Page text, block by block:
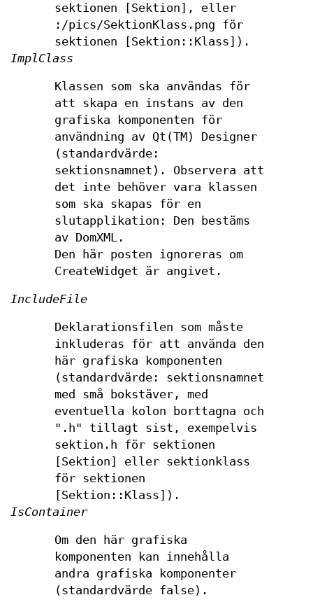
sektionen [Sektion], eller
:/pics/SektionKlass.png för
sektionen [Sektion::Klass]).
ImplClass
Klassen som ska användas för
att skapa en instans av den
grafiska komponenten för
användning av Qt(TM) Designer
(standardvärde:
sektionsnamnet). Observera att
det inte behöver vara klassen
som ska skapas för en
slutapplikation: Den bestäms
av DomXML.
Den här posten ignoreras om
CreateWidget är angivet.
IncludeFile
Deklarationsfilen som måste
inkluderas för att använda den
här grafiska komponenten
(standardvärde: sektionsnamnet
med små bokstäver, med
eventuella kolon borttagna och
".h" tillagt sist, exempelvis
sektion.h för sektionen
[Sektion] eller sektionklass
för sektionen
[Sektion::Klass]).
IsContainer
Om den här grafiska
komponenten kan innehålla
andra grafiska komponenter
(standardvärde false).